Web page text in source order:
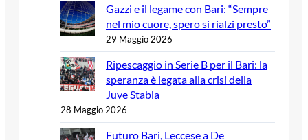
Gazzi e il legame con Bari: “Sempre
nel mio cuore, spero si rialzi presto”
29 Maggio 2026
Ripescaggio in Serie B per il Bari: la
speranza è legata alla crisi della
Juve Stabia
28 Maggio 2026
Futuro Bari, Leccese a De